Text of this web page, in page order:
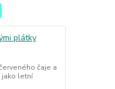
čaje a
letní